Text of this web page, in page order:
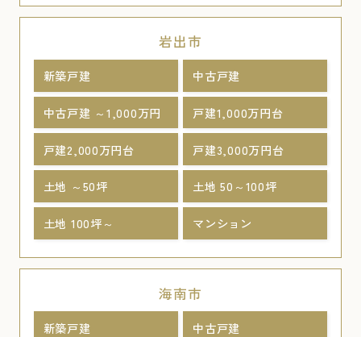
岩出市
新築戸建 中古戸建
中古戸建 ～1,000万円 戸建1,000万円台
戸建2,000万円台 戸建3,000万円台
土地 ～50坪 土地 50～100坪
土地 100坪～ マンション
海南市
新築戸建 中古戸建